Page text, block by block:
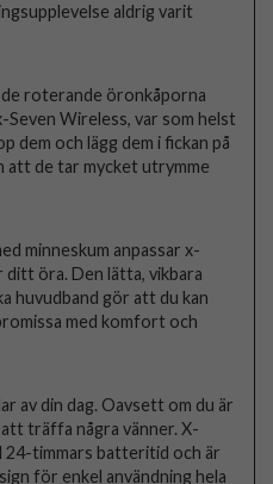
aldrig varit
roterande öronkåporna
Wireless, var som helst
dem och lägg dem i fickan på
att de tar mycket utrymme
minneskum anpassar x-
öra. Den lätta, vikbara
huvudband gör att du kan
med komfort och
av din dag. Oavsett om du är
träffa några vänner. X-
24-timmars batteritid och är
för enkel användning hela